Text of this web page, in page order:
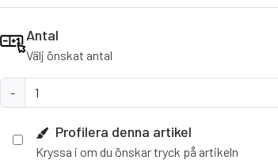
Antal
Välj önskat antal
-
Profilera denna artikel
Kryssa i om du önskar tryck på artikeln